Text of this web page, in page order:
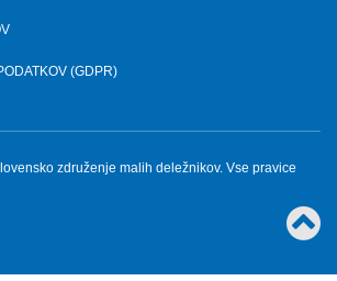
Torek, 26.3.2024
HALO, OPERATER! BODI FER.
»MALIM DELNIČARJEM STE UKRADLI MILIJONE
(GDPR)
združenje malih deležnikov. Vse pravice